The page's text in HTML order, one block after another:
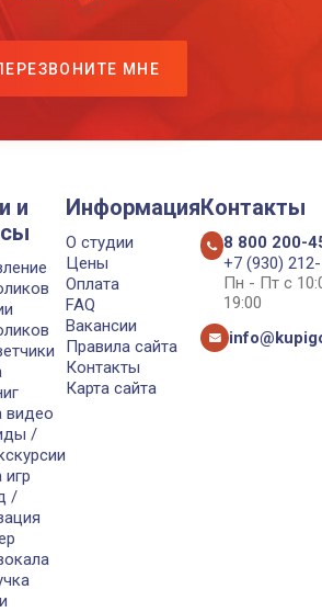
МНЕ
и
видео
/
игр
/
Информация
О студии
Цены
Оплата
FAQ
Вакансии
Правила сайта
Контакты
Карта сайта
Контакты
8 800 200-
+7 (930)
Пн - Пт с
19:00